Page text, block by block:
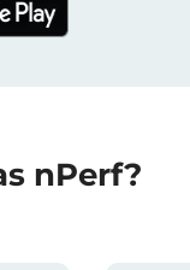
nPerf?